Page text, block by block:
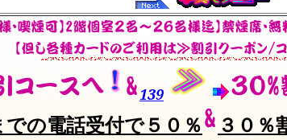
139
の電話受付で５０ ％
３０％